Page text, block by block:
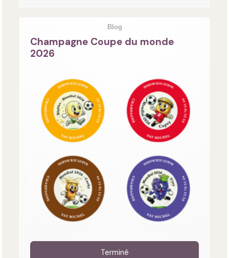
Blog
Champagne Coupe du monde
2026
Terminé